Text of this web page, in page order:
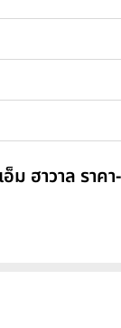
ฮาวาล ราคา